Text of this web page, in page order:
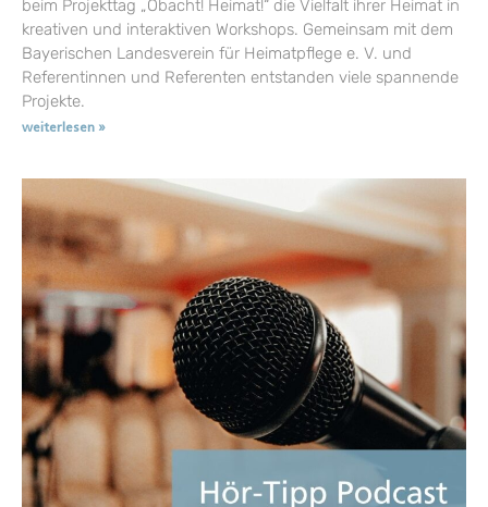
beim Projekttag „Obacht! Heimat!“ die Vielfalt ihrer Heimat in
kreativen und interaktiven Workshops. Gemeinsam mit dem
Bayerischen Landesverein für Heimatpflege e. V. und
Referentinnen und Referenten entstanden viele spannende
Projekte.
weiterlesen »